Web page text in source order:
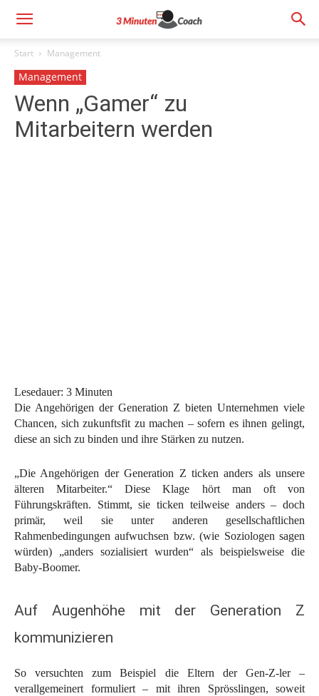
Start Management
Management
Wenn „Gamer“ zu
Mitarbeitern werden
Lesedauer: 3 Minuten
Die Angehörigen der Generation Z bieten Unternehmen viele
Chancen, sich zukunftsfit zu machen – sofern es ihnen gelingt,
diese an sich zu binden und ihre Stärken zu nutzen.
„Die Angehörigen der Generation Z ticken anders als unsere
älteren Mitarbeiter.“ Diese Klage hört man oft von
Führungskräften. Stimmt, sie ticken teilweise anders – doch
primär, weil sie unter anderen gesellschaftlichen
Rahmenbedingungen aufwuchsen bzw. (wie Soziologen sagen
würden) „anders sozialisiert wurden“ als beispielsweise die
Baby-Boomer.
Auf Augenhöhe mit der Generation Z
kommunizieren
So versuchten zum Beispiel die Eltern der Gen-Z-ler –
verallgemeinert formuliert – mit ihren Sprösslingen, soweit